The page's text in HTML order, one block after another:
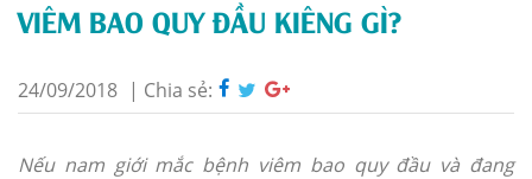
VIÊM BAO QUY ĐẦU KIÊNG GÌ?
24/09/2018 | Chia sẻ:
Nếu nam giới mắc bệnh viêm bao quy đầu và đang